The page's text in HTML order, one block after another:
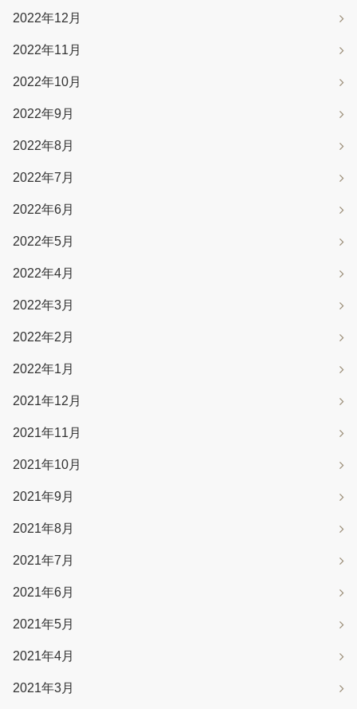
2022年12月
2022年11月
2022年10月
2022年9月
2022年8月
2022年7月
2022年6月
2022年5月
2022年4月
2022年3月
2022年2月
2022年1月
2021年12月
2021年11月
2021年10月
2021年9月
2021年8月
2021年7月
2021年6月
2021年5月
2021年4月
2021年3月